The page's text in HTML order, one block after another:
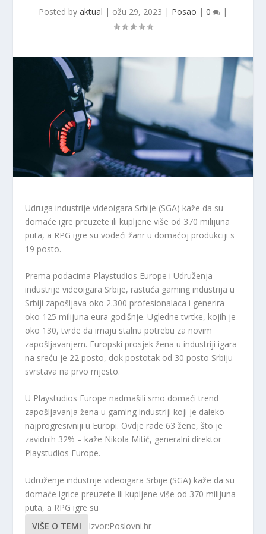
Posted by aktual | ožu 29, 2023 | Posao | 0 |
Udruga industrije videoigara Srbije (SGA) kaže da su
domaće igre preuzete ili kupljene više od 370 milijuna
puta, a RPG igre su vodeći žanr u domaćoj produkciji s
19 posto.
Prema podacima Playstudios Europe i Udruženja
industrije videoigara Srbije, rastuća gaming industrija u
Srbiji zapošljava oko 2.300 profesionalaca i generira
oko 125 milijuna eura godišnje. Ugledne tvrtke, kojih je
oko 130, tvrde da imaju stalnu potrebu za novim
zapošljavanjem. Europski prosjek žena u industriji igara
na sreću je 22 posto, dok postotak od 30 posto Srbiju
svrstava na prvo mjesto.
U Playstudios Europe nadmašili smo domaći trend
zapošljavanja žena u gaming industriji koji je daleko
najprogresivniji u Europi. Ovdje rade 63 žene, što je
zavidnih 32% – kaže Nikola Mitić, generalni direktor
Playstudios Europe.
Udruženje industrije videoigara Srbije (SGA) kaže da su
domaće igrice preuzete ili kupljene više od 370 milijuna
puta, a RPG igre su
VIŠE O TEMI
Izvor:Poslovni.hr